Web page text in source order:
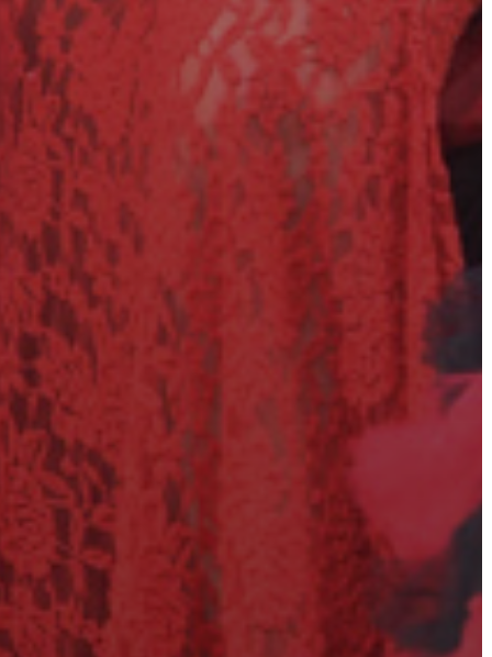
VÁROSHÁZA
AZ
ÖNKORMÁNYZAT
A
KÉPVISELŐ-
TESTÜLET
VÁROSRENDÉSZET
TÁJÉKOZTATÓK
ÁTLÁTHATÓSÁG
AZ
ÖNKORMÁNYZATI